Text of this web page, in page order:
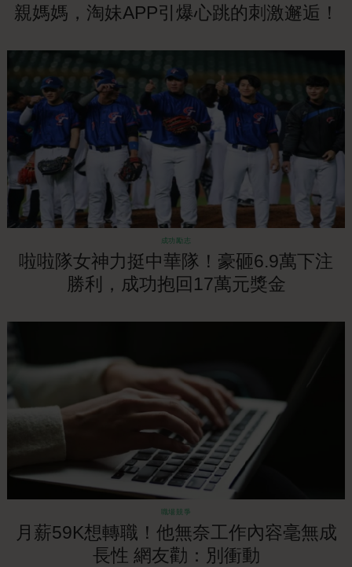
親媽媽，淘妹APP引爆心跳的刺激邂逅！
成功勵志
啦啦隊女神力挺中華隊！豪砸6.9萬下注
勝利，成功抱回17萬元獎金
職場競爭
月薪59K想轉職！他無奈工作內容毫無成
長性 網友勸：別衝動